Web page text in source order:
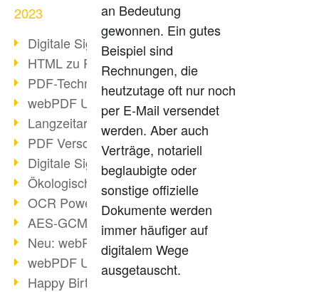
2023
Digitale Signatur in PDF
HTML zu PDF
PDF-Techniken für Barrierefreiheit
webPDF Update 9.0.0.3149
Langzeitarchivierung mit PDF/A
PDF Verschlüsselung
Digitale Signaturen
Ökologischen Abdruck reduzieren
OCR Power für Profis
AES-GCM-Unterstützung (PDF 2.0)
Neu: webPDF Developer Hub
webPDF Update 9.0.0.2898
Happy Birthday, PDF!
an Bedeutung
gewonnen. Ein gutes
Beispiel sind
Rechnungen, die
heutzutage oft nur noch
per E-Mail versendet
werden. Aber auch
Verträge, notariell
beglaubigte oder
sonstige offizielle
Dokumente werden
immer häufiger auf
digitalem Wege
ausgetauscht.